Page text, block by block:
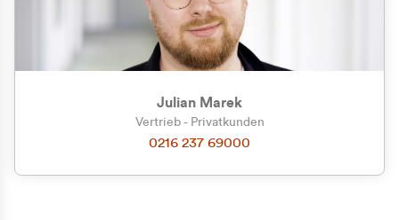
Geschäftskunde (exkl. MwSt.)
Julian Marek
Vertrieb - Privatkunden
0216 237 69000